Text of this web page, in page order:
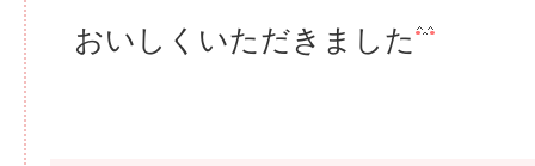
おいしくいただきました